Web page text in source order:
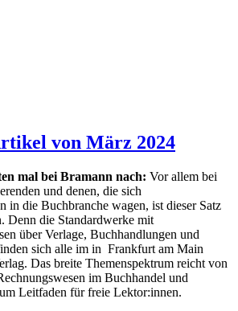
von März 2024
mal bei Bramann nach: Vor allem bei
und denen, die sich
in die Buchbranche wagen, ist dieser Satz
Denn die Standardwerke mit
über Verlage, Buchhandlungen und
sich alle im in Frankfurt am Main
Das breite Themenspektrum reicht von
im Buchhandel und
Leitfaden für freie Lektor:innen.